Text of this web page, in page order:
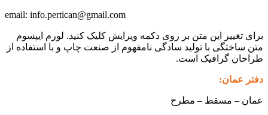
info.pertican@gmail.com
برای تغییر این متن بر روی دکمه ویرایش کلیک کنید. لورم ایپسوم
متن ساختگی با تولید سادگی نامفهوم از صنعت چاپ و با استفاده از
طراحان گرافیک است.
دفتر عمان:
عمان – مسقط – مطرح